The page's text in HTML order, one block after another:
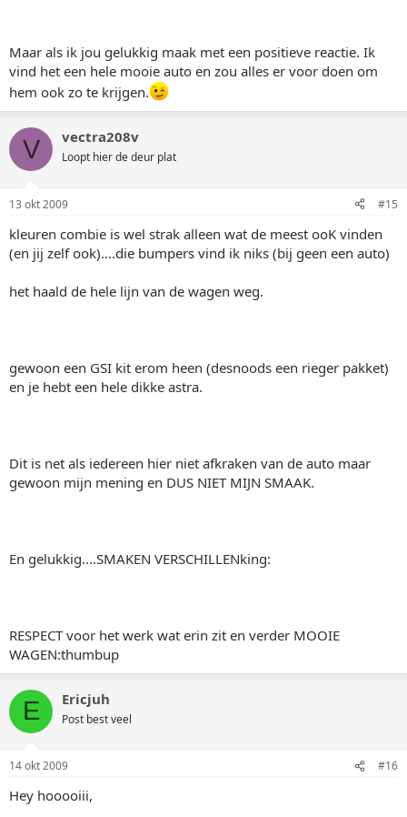
Maar als ik jou gelukkig maak met een positieve reactie. Ik
vind het een hele mooie auto en zou alles er voor doen om
hem ook zo te krijgen.
V vectra208v
Loopt hier de deur plat
13 okt 2009 #15
kleuren combie is wel strak alleen wat de meest ooK vinden
(en jij zelf ook)....die bumpers vind ik niks (bij geen een auto)
het haald de hele lijn van de wagen weg.
gewoon een GSI kit erom heen (desnoods een rieger pakket)
en je hebt een hele dikke astra.
Dit is net als iedereen hier niet afkraken van de auto maar
gewoon mijn mening en DUS NIET MIJN SMAAK.
En gelukkig....SMAKEN VERSCHILLENking:
RESPECT voor het werk wat erin zit en verder MOOIE
WAGEN:thumbup
E Ericjuh
Post best veel
14 okt 2009 #16
Hey hooooiii,